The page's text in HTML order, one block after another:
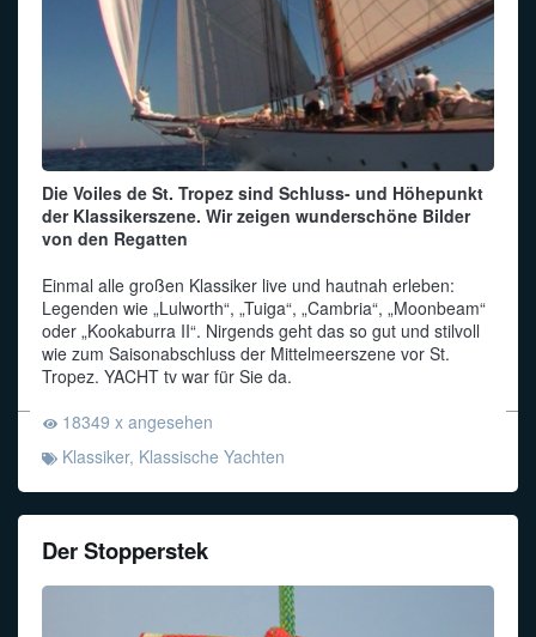
Die Voiles de St. Tropez sind Schluss- und Höhepunkt
der Klassikerszene. Wir zeigen wunderschöne Bilder
von den Regatten
Einmal alle großen Klassiker live und hautnah erleben:
Legenden wie „Lulworth“, „Tuiga“, „Cambria“, „Moonbeam“
oder „Kookaburra II“. Nirgends geht das so gut und stilvoll
wie zum Saisonabschluss der Mittelmeerszene vor St.
Tropez. YACHT tv war für Sie da.
18349 x angesehen
Klassiker, Klassische Yachten
Der Stopperstek